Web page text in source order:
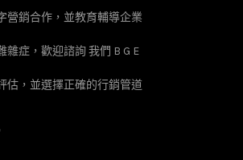
營銷合作，並教育輔導企業
症，歡迎諮詢 我們 B G E
估，並選擇正確的行銷管道